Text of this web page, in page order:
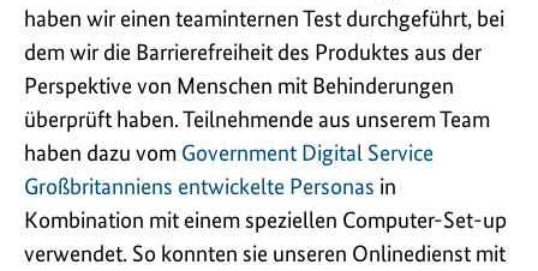
haben wir einen teaminternen Test durchgeführt, bei
dem wir die Barrierefreiheit des Produktes aus der
Perspektive von Menschen mit Behinderungen
überprüft haben. Teilnehmende aus unserem Team
haben dazu vom Government Digital Service
Großbritanniens entwickelte Personas in
Kombination mit einem speziellen Computer-Set-up
verwendet. So konnten sie unseren Onlinedienst mit